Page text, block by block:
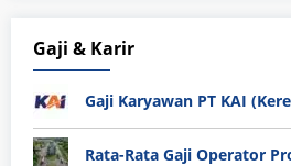
Gaji & Karir